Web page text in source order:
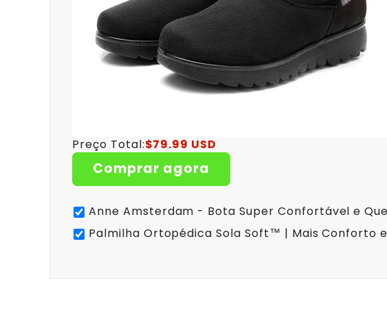
Preço Total:$79.99 USD
Comprar agora
Anne Amsterdam - Bota Super Confortável e
Palmilha Ortopédica Sola Soft™ | Mais Conforto